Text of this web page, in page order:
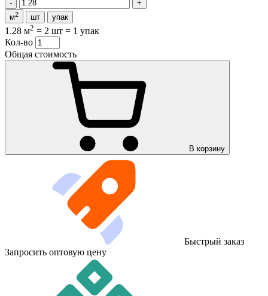
м2 шт упак
1.28 м2 = 2 шт = 1 упак
Кол-во
Общая стоимость
В корзину
Быстрый заказ
Запросить оптовую цену